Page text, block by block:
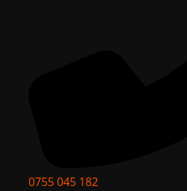
0755 045 182